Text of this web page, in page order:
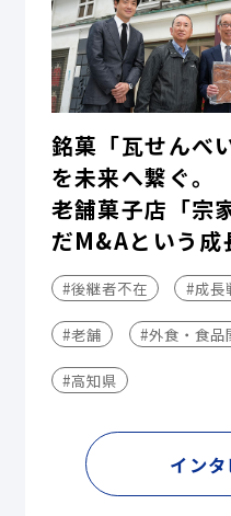
銘菓「瓦せんべ
を未来へ繋ぐ。
老舗菓子店「宗
だM&Aという成
#後継者不在 #成長
#老舗 #外食・食品
#高知県
イン